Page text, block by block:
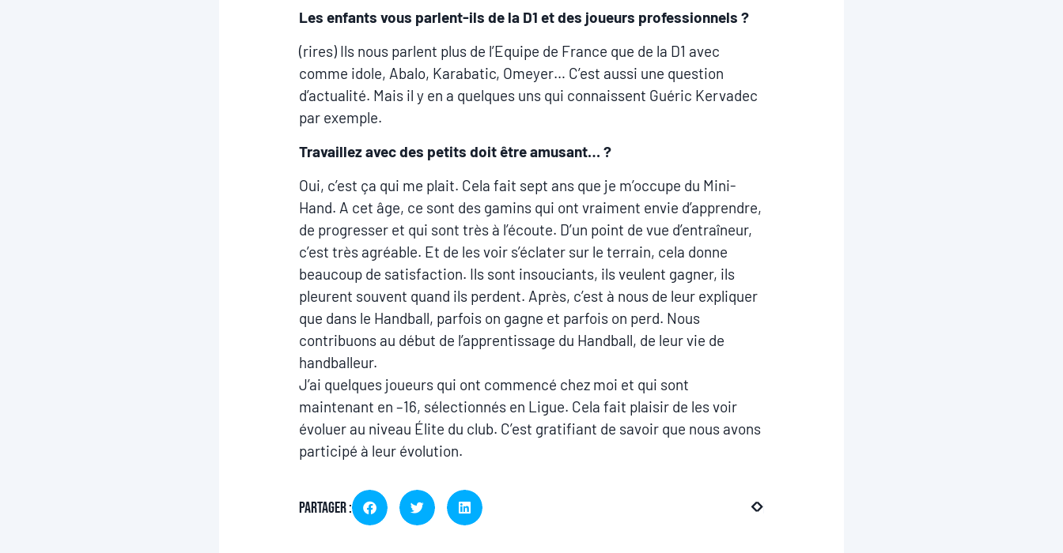
Les enfants vous parlent-ils de la D1 et des joueurs professionnels ?
(rires) Ils nous parlent plus de l’Equipe de France que de la D1 avec
comme idole, Abalo, Karabatic, Omeyer… C’est aussi une question
d’actualité. Mais il y en a quelques uns qui connaissent Guéric Kervadec
par exemple.
Travaillez avec des petits doit être amusant… ?
Oui, c’est ça qui me plait. Cela fait sept ans que je m’occupe du Mini-
Hand. A cet âge, ce sont des gamins qui ont vraiment envie d’apprendre,
de progresser et qui sont très à l’écoute. D’un point de vue d’entraîneur,
c’est très agréable. Et de les voir s’éclater sur le terrain, cela donne
beaucoup de satisfaction. Ils sont insouciants, ils veulent gagner, ils
pleurent souvent quand ils perdent. Après, c’est à nous de leur expliquer
que dans le Handball, parfois on gagne et parfois on perd. Nous
contribuons au début de l’apprentissage du Handball, de leur vie de
handballeur.
J’ai quelques joueurs qui ont commencé chez moi et qui sont
maintenant en –16, sélectionnés en Ligue. Cela fait plaisir de les voir
évoluer au niveau Élite du club. C’est gratifiant de savoir que nous avons
participé à leur évolution.
Partager :